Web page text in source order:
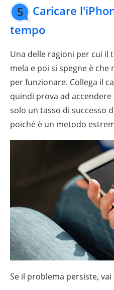
5
Caricare
tempo
Una delle ragioni per cui il
mela e poi si spegne è che
per funzionare. Collega il
quindi prova ad
solo un tasso di successo
poiché è un metodo
Se il problema persiste,